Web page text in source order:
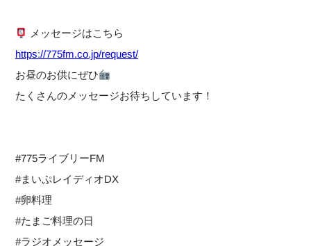
メッセージはこちら
https://775fm.co.jp/request/
お昼のお供にぜひ
たくさんのメッセージお待ちしています！
#775ライブリーFM
#まいぷレイディオDX
#卵料理
#たまご料理の日
#ラジオメッセージ